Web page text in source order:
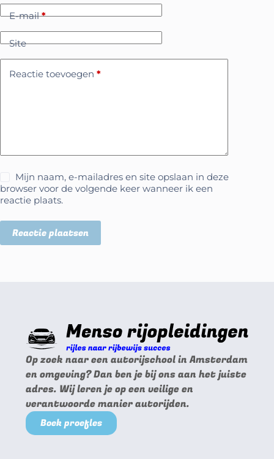
E-mail*
Site
Reactie toevoegen *
Mijn naam, e-mailadres en site opslaan in deze
browser voor de volgende keer wanneer ik een
reactie plaats.
Reactie plaatsen
Op zoek naar een autorijschool in Amsterdam
en omgeving? Dan ben je bij ons aan het juiste
adres. Wij leren je op een veilige en
verantwoorde manier autorijden.
Boek proefles